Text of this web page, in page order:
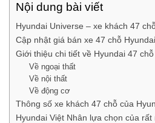
Nội dung bài viết
Hyundai Universe – xe khách 47
Cập nhật giá bán xe 47 chỗ
Giới thiệu chi tiết về Hyundai 47
Về ngoại thất
Về nội thất
Về động cơ
Thông số xe khách 47 chỗ của
Hyundai Việt Nhân lựa chọn của